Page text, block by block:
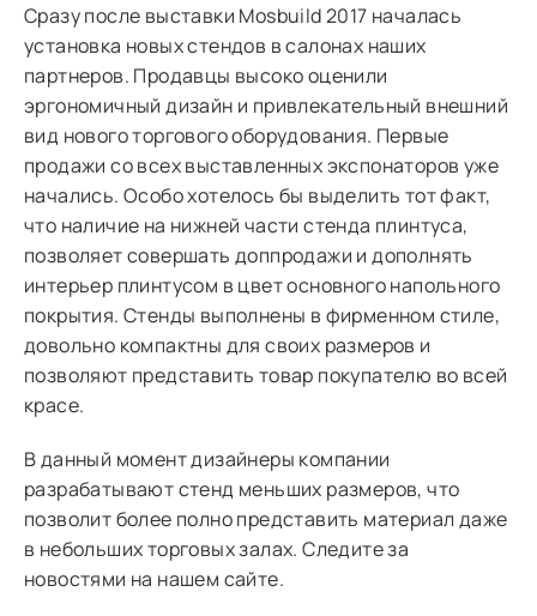
Сразу после выставки Mosbuild 2017 началась
установка новых стендов в салонах наших
партнеров. Продавцы высоко оценили
эргономичный дизайн и привлекательный внешний
вид нового торгового оборудования. Первые
продажи со всех выставленных экспонаторов уже
начались. Особо хотелось бы выделить тот факт,
что наличие на нижней части стенда плинтуса,
позволяет совершать доппродажи и дополнять
интерьер плинтусом в цвет основного напольного
покрытия. Стенды выполнены в фирменном стиле,
довольно компактны для своих размеров и
позволяют представить товар покупателю во всей
красе.
В данный момент дизайнеры компании
разрабатывают стенд меньших размеров, что
позволит более полно представить материал даже
в небольших торговых залах. Следите за
новостями на нашем сайте.